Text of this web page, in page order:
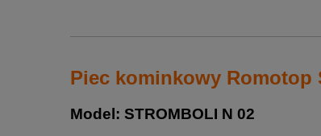
Piec kominkowy Romotop
Model: STROMBOLI N 02